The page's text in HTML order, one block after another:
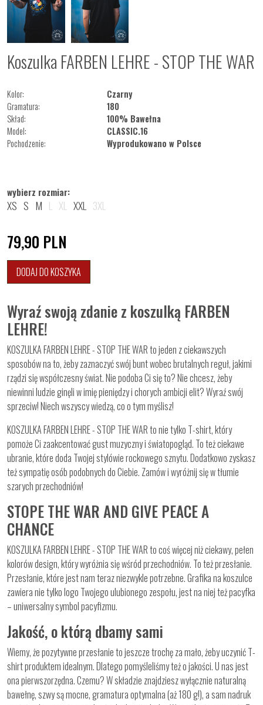
Koszulka FARBEN LEHRE - STOP THE WAR
Kolor:
Czarny
Gramatura:
180
Skład:
100% Bawełna
Model:
CLASSIC.16
Pochodzenie:
Wyprodukowano w Polsce
wybierz rozmiar:
XS S M L XL XXL 3XL
79,90 PLN
DODAJ DO KOSZYKA
Wyraź swoją zdanie z koszulką FARBEN
LEHRE!
KOSZULKA FARBEN LEHRE - STOP THE WAR to jeden z ciekawszych
sposobów na to, żeby zaznaczyć swój bunt wobec brutalnych reguł, jakimi
rządzi się współczesny świat. Nie podoba Ci się to? Nie chcesz, żeby
niewinni ludzie ginęli w imię pieniędzy i chorych ambicji elit? Wyraź swój
sprzeciw! Niech wszyscy wiedzą, co o tym myślisz!
KOSZULKA FARBEN LEHRE - STOP THE WAR to nie tylko T-shirt, który
pomoże Ci zaakcentować gust muzyczny i światopogląd. To też ciekawe
ubranie, które doda Twojej stylówie rockowego sznytu. Dodatkowo zyskasz
też sympatię osób podobnych do Ciebie. Zamów i wyróżnij się w tłumie
szarych przechodniów!
STOPE THE WAR AND GIVE PEACE A
CHANCE
KOSZULKA FARBEN LEHRE - STOP THE WAR to coś więcej niż ciekawy, pełen
kolorów design, który wyróżnia się wśród przechodniów. To też przesłanie.
Przesłanie, które jest nam teraz niezwykle potrzebne. Grafika na koszulce
zawiera nie tylko logo Twojego ulubionego zespołu, jest na niej też pacyfka
– uniwersalny symbol pacyfizmu.
Jakość, o którą dbamy sami
Wiemy, że pozytywne przesłanie to jeszcze trochę za mało, żeby uczynić T-
shirt produktem idealnym. Dlatego pomyśleliśmy też o jakości. U nas jest
ona pierwszorzędna. Czemu? W składzie znajdziesz wyłącznie naturalną
bawełnę, szwy są mocne, gramatura optymalna (aż 180 g!), a sam nadruk